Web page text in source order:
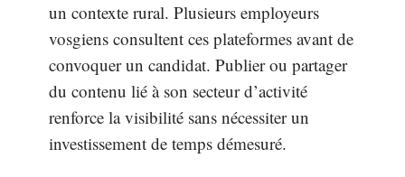
un contexte rural. Plusieurs employeurs
vosgiens consultent ces plateformes avant de
convoquer un candidat. Publier ou partager
du contenu lié à son secteur d’activité
renforce la visibilité sans nécessiter un
investissement de temps démesuré.